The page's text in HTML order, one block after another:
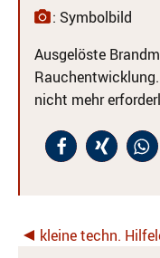
: Symbolbild
Ausgelöste
nicht mehr
kleine techn.